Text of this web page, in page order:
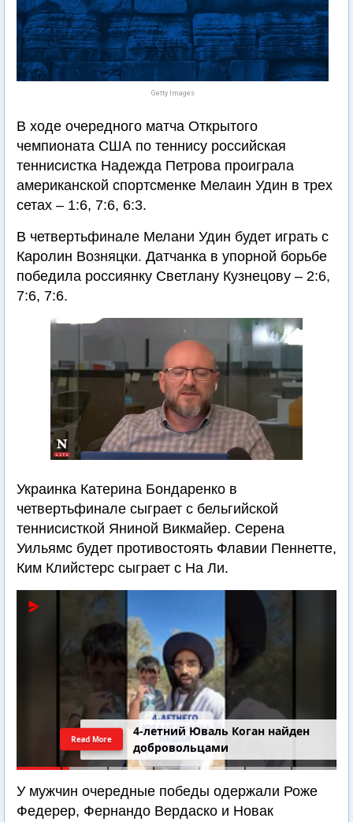
Getty Images
В ходе очередного матча Открытого
чемпионата США по теннису российская
теннисистка Надежда Петрова проиграла
американской спортсменке Мелаин Удин в трех
сетах – 1:6, 7:6, 6:3.
В четвертьфинале Мелани Удин будет играть с
Каролин Возняцки. Датчанка в упорной борьбе
победила россиянку Светлану Кузнецову – 2:6,
7:6, 7:6.
Украинка Катерина Бондаренко в
четвертьфинале сыграет с бельгийской
теннисисткой Яниной Викмайер. Серена
Уильямс будет противостоять Флавии Пеннетте,
Ким Клийстерс сыграет с На Ли.
4-летний Юваль Коган найден
добровольцами
Read More
У мужчин очередные победы одержали Роже
Федерер, Фернандо Вердаско и Новак